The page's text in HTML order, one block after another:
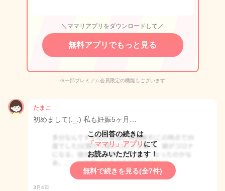
＼ママリアプリをダウンロードして／
無料アプリでもっと見る
※一部プレミアム会員限定の機能もございます
たまこ
初めまして(._.) 私も妊娠5ヶ月…
この回答の続きは
「ママリ」アプリ にて
お読みいただけます！
無料で続きを見る(全7件)
3月4日